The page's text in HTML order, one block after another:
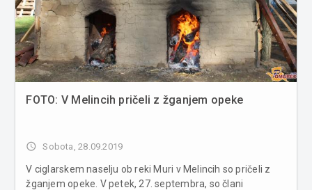
FOTO: V Melincih pričeli z žganjem opeke
access_time Sobota, 28.09.2019
V ciglarskem naselju ob reki Muri v Melincih so pričeli z
žganjem opeke. V petek, 27. septembra, so člani